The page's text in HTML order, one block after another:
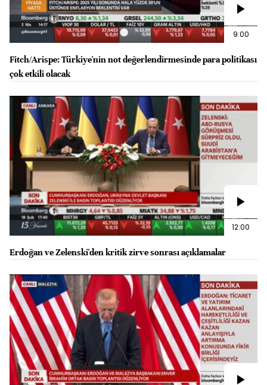
9:00
Fitch/Arispe: Türkiye'nin not değerlendirmesinde para politikası
çok etkili olacak
12:00
Erdoğan ve Zelenski'den kritik zirve sonrası açıklamalar